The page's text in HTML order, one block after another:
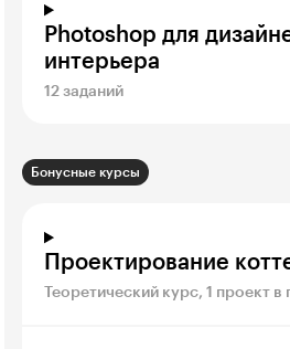
Photoshop для
интерьера
12 заданий
Бонусные курсы
Проектирование
Теоретический курс, 1 проект